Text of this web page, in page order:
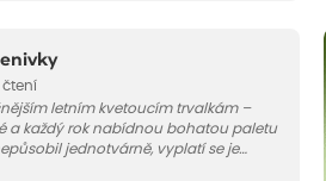
letním kvetoucím trvalkám –
a každý rok nabídnou bohatou paletu
jednotvárně, vyplatí se je